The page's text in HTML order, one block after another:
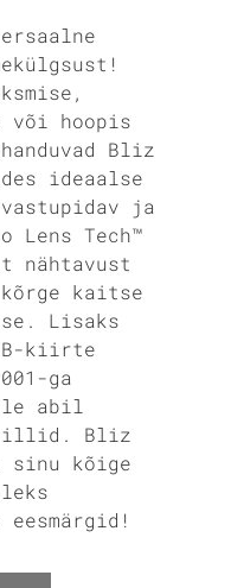
või hoopis
Bliz
ideaalse
ja
Lens Tech™
nähtavust
kaitse
Lisaks
kiirte
ga
abil
Bliz
sinu kõige